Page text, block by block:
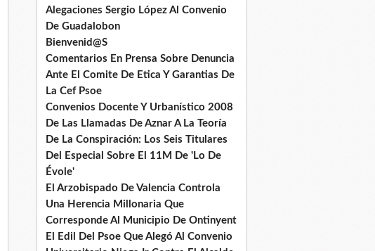
Alegaciones Sergio López Al Convenio
De Guadalobon
Bienvenid@S
Comentarios En Prensa Sobre Denuncia
Ante El Comite De Etica Y Garantias De
La Cef Psoe
Convenios Docente Y Urbanístico 2008
De Las Llamadas De Aznar A La Teoría
De La Conspiración: Los Seis Titulares
Del Especial Sobre El 11M De 'Lo De
Évole'
El Arzobispado De Valencia Controla
Una Herencia Millonaria Que
Corresponde Al Municipio De Ontinyent
El Edil Del Psoe Que Alegó Al Convenio